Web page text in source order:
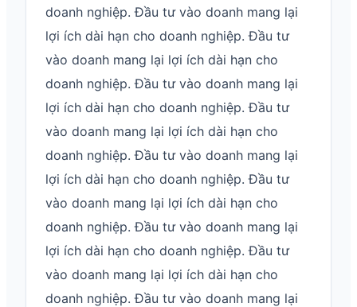
doanh nghiệp. Đầu tư vào doanh mang lại
lợi ích dài hạn cho doanh nghiệp. Đầu tư
vào doanh mang lại lợi ích dài hạn cho
doanh nghiệp. Đầu tư vào doanh mang lại
lợi ích dài hạn cho doanh nghiệp. Đầu tư
vào doanh mang lại lợi ích dài hạn cho
doanh nghiệp. Đầu tư vào doanh mang lại
lợi ích dài hạn cho doanh nghiệp. Đầu tư
vào doanh mang lại lợi ích dài hạn cho
doanh nghiệp. Đầu tư vào doanh mang lại
lợi ích dài hạn cho doanh nghiệp. Đầu tư
vào doanh mang lại lợi ích dài hạn cho
doanh nghiệp. Đầu tư vào doanh mang lại